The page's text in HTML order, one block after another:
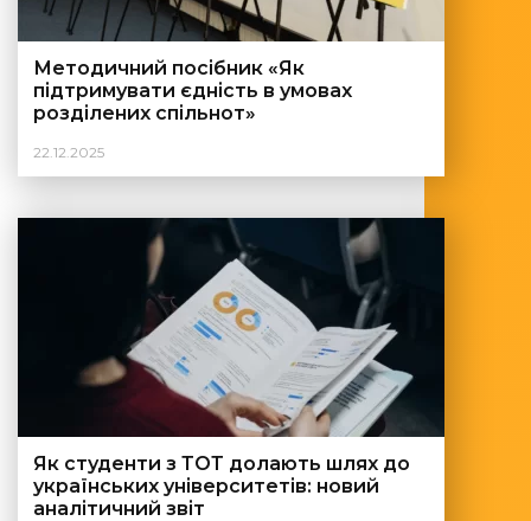
Методичний посібник «Як
підтримувати єдність в умовах
розділених спільнот»
22.12.2025
Як студенти з ТОТ долають шлях до
українських університетів: новий
аналітичний звіт